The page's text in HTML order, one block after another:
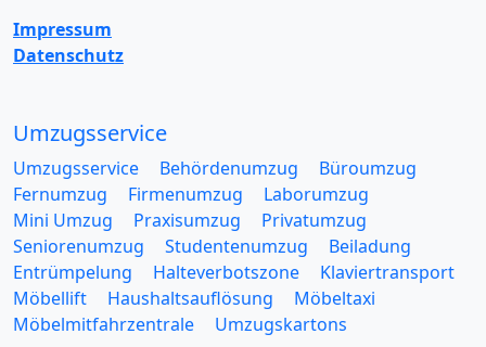
Impressum
Datenschutz
Umzugsservice
Umzugsservice Behördenumzug
Büroumzug
Fernumzug
Firmenumzug
Laborumzug
Mini Umzug
Praxisumzug
Privatumzug
Seniorenumzug
Studentenumzug
Beiladung
Entrümpelung
Halteverbotszone
Klaviertransport
Möbellift
Haushaltsauflösung
Möbeltaxi
Möbelmitfahrzentrale
Umzugskartons